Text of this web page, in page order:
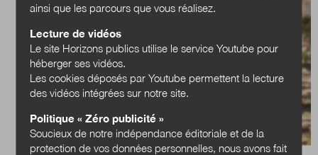
ainsi que les parcours que vous réalisez.
Lecture de vidéos
Le site Horizons publics utilise le service Youtube pour
héberger ses vidéos.
Les cookies déposés par Youtube permettent la lecture
des vidéos intégrées sur notre site.
Politique « Zéro publicité »
Soucieux de notre indépendance éditoriale et de la
protection de vos données personnelles, nous avons fait